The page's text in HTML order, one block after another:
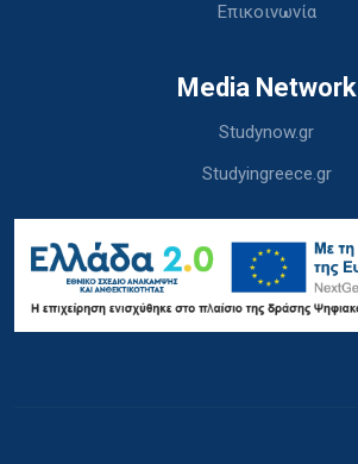
Επικοινωνία
Media Network
Studynow.gr
Studyingreece.gr